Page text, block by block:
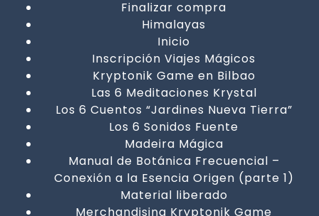
Finalizar compra
Himalayas
Inicio
Inscripción Viajes Mágicos
Kryptonik Game en Bilbao
Las 6 Meditaciones Krystal
Los 6 Cuentos “Jardines Nueva Tierra”
Los 6 Sonidos Fuente
Madeira Mágica
Manual de Botánica Frecuencial –
Conexión a la Esencia Origen (parte 1)
Material liberado
Merchandising Kryptonik Game